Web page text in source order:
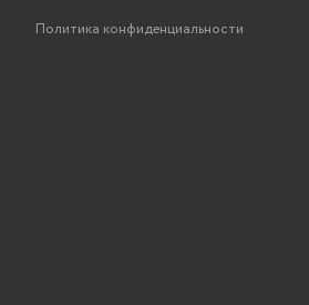
Политика конфиденциальности